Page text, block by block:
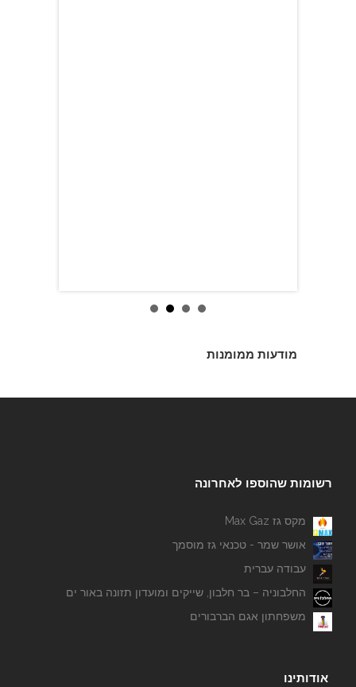
מודעות ממומנות
רשומות שהוספו לאחרונה
מקס גז Max Gaz
אושר שמר - טכנאי גז מוסמך
עבודה עברית
החלבוניה – בר חלבון, שייקים ומועדון תזונה באור ים
משפחתון אגם הברבורים
אודותינו